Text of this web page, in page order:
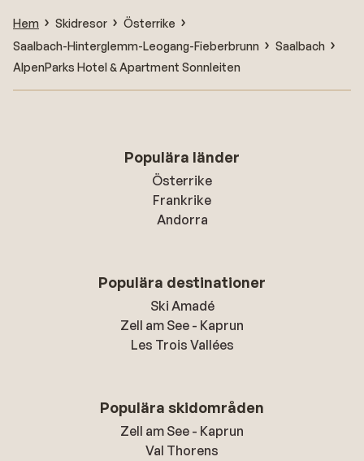
Hem Skidresor
Österrike
Saalbach-Hinterglemm-Leogang-Fieberbrunn
Saalbach
AlpenParks Hotel & Apartment Sonnleiten
Populära länder
Österrike
Frankrike
Andorra
Populära destinationer
Ski Amadé
Zell am See - Kaprun
Les Trois Vallées
Populära skidområden
Zell am See - Kaprun
Val Thorens